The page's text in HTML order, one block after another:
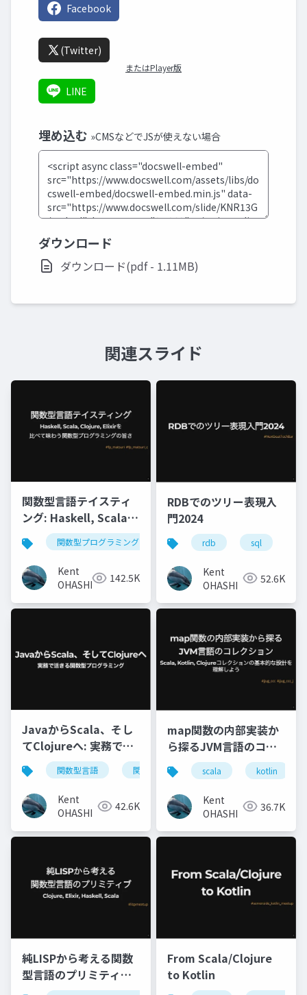
Facebook
(Twitter)
またはPlayer版
LINE
埋め込む »CMSなどでJSが使えない場合
ダウンロード
ダウンロード(pdf - 1.11MB)
関連スライド
関数型言語テイスティ
ング: Haskell, Scala,
Clojure, Elixirを比べ
て味わう関数型プログ
ラミングの旨さ
関数型プログラミング haskell scala
Kent
OHASHI
142.5K
RDBでのツリー表現入
門2024
rdb sql
Kent
OHASHI
52.6K
JavaからScala、そし
てClojureへ: 実務で活
きる関数型プログラミ
ング
関数型言語 関数型プログラミング java
Kent
OHASHI
42.6K
map関数の内部実装か
ら探るJVM言語のコレ
クション: Scala,
Kotlin, Clojureコレク
ションの基本的な設計
を理解しよう
scala kotlin
Kent
OHASHI
36.7K
純LISPから考える関数
型言語のプリミティブ:
Clojure, Elixir,
From Scala/Clojure
to Kotlin